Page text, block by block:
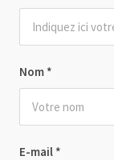
Nom *
E-mail *